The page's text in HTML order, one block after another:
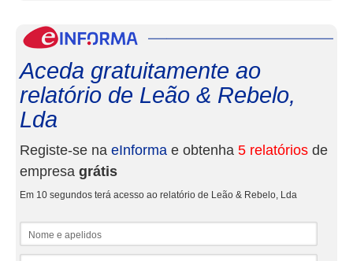
Aceda gratuitamente ao
relatório de Leão & Rebelo,
Lda
Registe-se na eInforma e obtenha 5 relatórios de
empresa grátis
Em 10 segundos terá acesso ao relatório de Leão & Rebelo, Lda